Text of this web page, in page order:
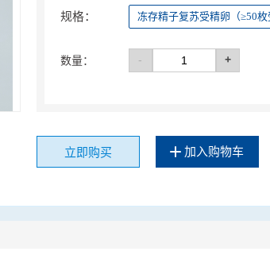
规格： 冻存精子复苏受精卵（≥50枚
数量： - +
立即购买 加入购物车